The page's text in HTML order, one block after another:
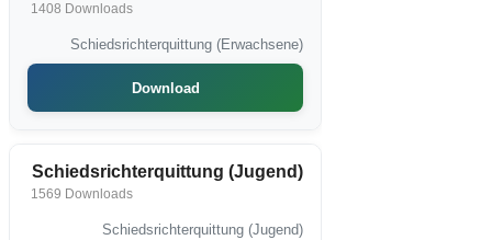
1408 Downloads
Schiedsrichterquittung (Erwachsene)
Download
Schiedsrichterquittung (Jugend)
1569 Downloads
Schiedsrichterquittung (Jugend)